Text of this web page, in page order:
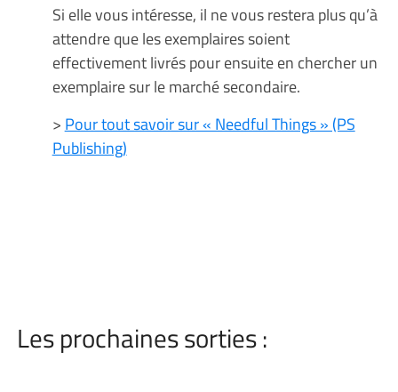
Si elle vous intéresse, il ne vous restera plus qu’à
attendre que les exemplaires soient
effectivement livrés pour ensuite en chercher un
exemplaire sur le marché secondaire.
> Pour tout savoir sur « Needful Things » (PS
Publishing)
Les prochaines sorties :